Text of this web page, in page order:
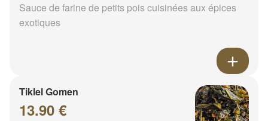
Sauce de farine de petits pois cuisinées aux épices
exotiques
Tiklel Gomen
13.90 €